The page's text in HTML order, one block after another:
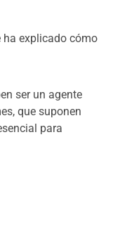
ha explicado cómo
ser un agente
que suponen
para